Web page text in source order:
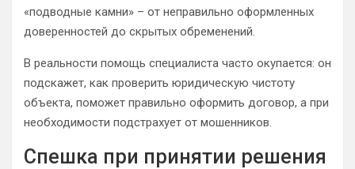
«подводные камни» – от неправильно оформленных
доверенностей до скрытых обременений.
В реальности помощь специалиста часто окупается: он
подскажет, как проверить юридическую чистоту
объекта, поможет правильно оформить договор, а при
необходимости подстрахует от мошенников.
Спешка при принятии решения